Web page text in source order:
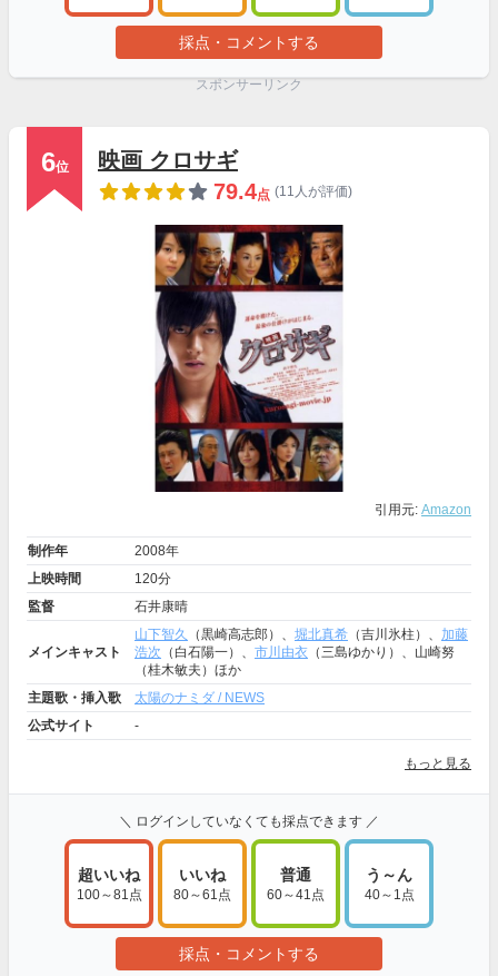
採点・コメントする
スポンサーリンク
6位
映画 クロサギ
79.4点 (11人が評価)
引用元: Amazon
制作年
2008年
上映時間
120分
監督
石井康晴
メインキャスト
山下智久 （黒崎高志郎）、 堀北真希 （吉川氷柱）、 加藤
浩次 （白石陽一）、 市川由衣 （三島ゆかり）、山崎努
（桂木敏夫）ほか
主題歌・挿入歌
太陽のナミダ / NEWS
公式サイト
-
もっと見る
＼ ログインしていなくても採点できます ／
超いいね
100～81点
いいね
80～61点
普通
60～41点
う～ん
40～1点
採点・コメントする